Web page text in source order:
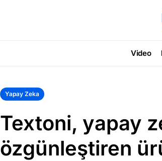
Video
Yapay Zeka
Textoni, yapay
özgünleştiren